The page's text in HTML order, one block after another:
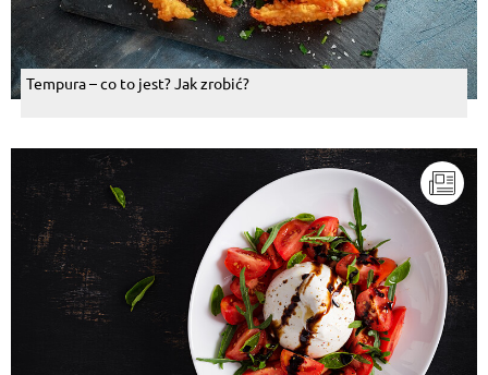
Tempura – co to jest? Jak zrobić?